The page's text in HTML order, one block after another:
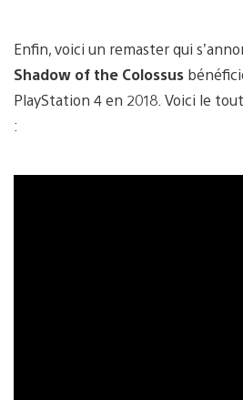
Enfin, voici un remaster qui
Shadow of the Colossus
PlayStation 4 en 2018. Voici le
: